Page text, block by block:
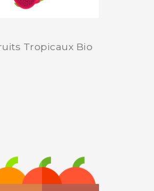
Tropicaux Bio